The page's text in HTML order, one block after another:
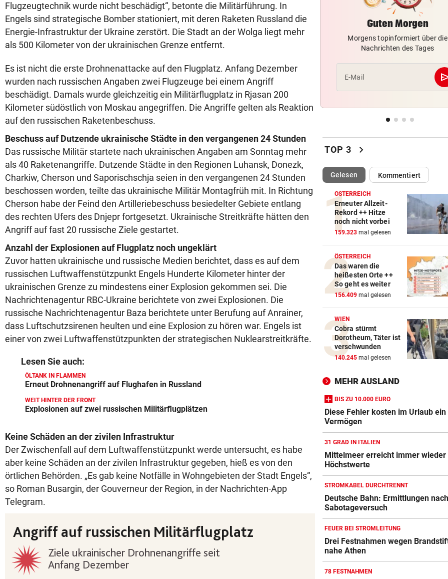
Flugzeugtechnik wurde nicht beschädigt“, betonte die Militärführung. In
Engels sind strategische Bomber stationiert, mit deren Raketen Russland die
Energie-Infrastruktur der Ukraine zerstört. Die Stadt an der Wolga liegt mehr
als 500 Kilometer von der ukrainischen Grenze entfernt.
Es ist nicht die erste Drohnenattacke auf den Flugplatz. Anfang Dezember
wurden nach russischen Angaben zwei Flugzeuge bei einem Angriff
beschädigt. Damals wurde gleichzeitig ein Militärflugplatz in Rjasan 200
Kilometer südöstlich von Moskau angegriffen. Die Angriffe gelten als Reaktion
auf den russischen Raketenbeschuss.
Beschuss auf Dutzende ukrainische Städte in den vergangenen 24 Stunden
Das russische Militär startete nach ukrainischen Angaben am Sonntag mehr
als 40 Raketenangriffe. Dutzende Städte in den Regionen Luhansk, Donezk,
Charkiw, Cherson und Saporischschja seien in den vergangenen 24 Stunden
beschossen worden, teilte das ukrainische Militär Montagfrüh mit. In Richtung
Cherson habe der Feind den Artilleriebeschuss besiedelter Gebiete entlang
des rechten Ufers des Dnjepr fortgesetzt. Ukrainische Streitkräfte hätten den
Angriff auf fast 20 russische Ziele gestartet.
Anzahl der Explosionen auf Flugplatz noch ungeklärt
Zuvor hatten ukrainische und russische Medien berichtet, dass es auf dem
russischen Luftwaffenstützpunkt Engels Hunderte Kilometer hinter der
ukrainischen Grenze zu mindestens einer Explosion gekommen sei. Die
Nachrichtenagentur RBC-Ukraine berichtete von zwei Explosionen. Die
russische Nachrichtenagentur Baza berichtete unter Berufung auf Anrainer,
dass Luftschutzsirenen heulten und eine Explosion zu hören war. Engels ist
einer von zwei Luftwaffenstützpunkten der strategischen Nuklearstreitkräfte.
Lesen Sie auch:
ÖLTANK IN FLAMMEN
Erneut Drohnenangriff auf Flughafen in Russland
WEIT HINTER DER FRONT
Explosionen auf zwei russischen Militärflugplätzen
Keine Schäden an der zivilen Infrastruktur
Der Zwischenfall auf dem Luftwaffenstützpunkt werde untersucht, es habe
aber keine Schäden an der zivilen Infrastruktur gegeben, hieß es von den
örtlichen Behörden. „Es gab keine Notfälle in Wohngebieten der Stadt Engels“,
so Roman Busargin, der Gouverneur der Region, in der Nachrichten-App
Telegram.
ÖBB-Odyssee: „Haben uns
sterben lassen“
VERHEERENDE UNWETTER vor 40
Der Tag danach: „Es sieht
am Schlachtfeld“
vor
der Landeskassa
Mutiges Hollywood wird zur
violetten Realität
SCHONUNG ANGESAGT
Operation bei ÖSV-Skistar
erfolgreich verlaufen!
VOR FOOTBALL-MATCH vor
Wikinger entern Museum:
hat Spaß gemacht!“
31 GRAD IN ITALIEN vor
Mittelmeer erreicht immer
neue Höchstwerte
RADSPORT
Gall behauptet Burgos-
vor dem Schlusstag!
BEI POLEN-CHALLENGER vor
ins Halbfinale ein
ZANK WÄHREND FERIEN vor
Geschwister: Warum jetzt so
die Fetzen fliegen
„WILL NICHT WEINEN“ vor 2
Brooks Nader mega hot beim
„Baywatch“-Abschluss
Guten Morgen
Morgens topinformiert über die
Nachrichten des Tages
E-Mail
TOP 3 chevron_right
Gelesen(ausgewählt)Kommentiert
ÖSTERREICH
Erneuter Allzeit-
Rekord ++ Hitze
noch nicht vorbei
159.323 mal gelesen
ÖSTERREICH
Das waren die
heißesten Orte ++
So geht es weiter
156.409 mal gelesen
WIEN
Cobra stürmt
Dorotheum, Täter ist
verschwunden
140.245 mal gelesen
MEHR AUSLAND
BIS ZU 10.000 EURO
Diese Fehler kosten im Urlaub ein
Vermögen
31 GRAD IN ITALIEN
Mittelmeer erreicht immer wieder
Höchstwerte
STROMKABEL DURCHTRENNT
Deutsche Bahn: Ermittlungen nach
Sabotageversuch
FEUER BEI STROMLEITUNG
Drei Festnahmen wegen
nahe Athen
78 FESTNAHMEN